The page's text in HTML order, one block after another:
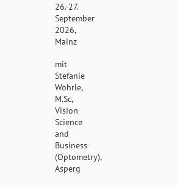
26.-27.
September
2026,
Mainz
mit
Stefanie
Wöhrle,
M.Sc,
Vision
Science
and
Business
(Optometry),
Asperg